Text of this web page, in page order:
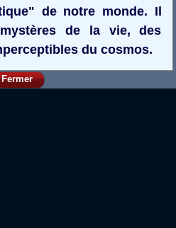
de notre monde. Il
de la vie, des
du cosmos.